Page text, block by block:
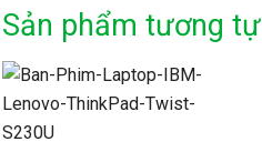
Sản phẩm tương tự